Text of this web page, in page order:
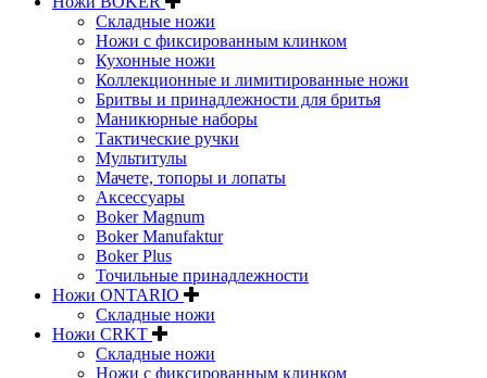
Складные ножи
Ножи с фиксированным клинком
Кухонные ножи
Коллекционные и лимитированные ножи
Бритвы и принадлежности для бритья
Маникюрные наборы
Тактические ручки
Мультитулы
Мачете, топоры и лопаты
Аксессуары
Boker Magnum
Boker Manufaktur
Boker Plus
Точильные принадлежности
Ножи ONTARIO
Складные ножи
Ножи CRKT
Складные ножи
Ножи с фиксированным клинком